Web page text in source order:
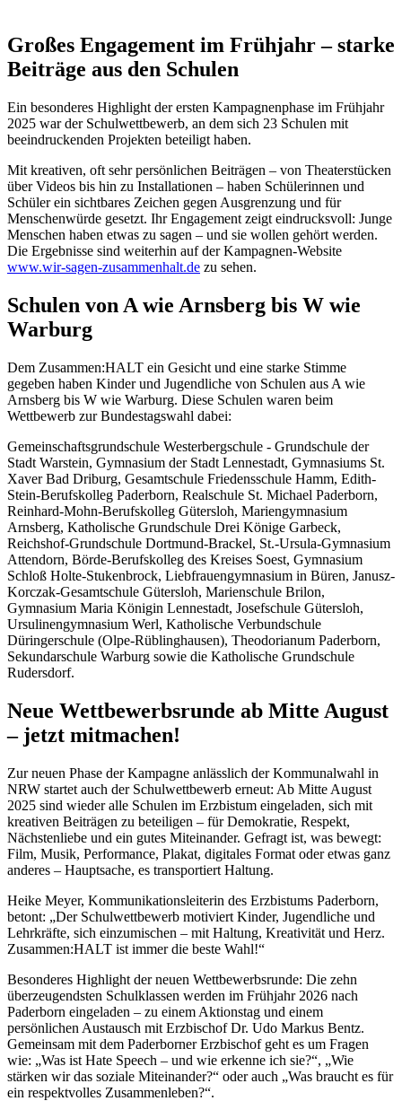
Großes Engagement im Frühjahr – starke
Beiträge aus den Schulen
Ein besonderes Highlight der ersten Kampagnenphase im Frühjahr
2025 war der Schulwettbewerb, an dem sich 23 Schulen mit
beeindruckenden Projekten beteiligt haben.
Mit kreativen, oft sehr persönlichen Beiträgen – von Theaterstücken
über Videos bis hin zu Installationen – haben Schülerinnen und
Schüler ein sichtbares Zeichen gegen Ausgrenzung und für
Menschenwürde gesetzt. Ihr Engagement zeigt eindrucksvoll: Junge
Menschen haben etwas zu sagen – und sie wollen gehört werden.
Die Ergebnisse sind weiterhin auf der Kampagnen-Website
www.wir-sagen-zusammenhalt.de zu sehen.
Schulen von A wie Arnsberg bis W wie
Warburg
Dem Zusammen:HALT ein Gesicht und eine starke Stimme
gegeben haben Kinder und Jugendliche von Schulen aus A wie
Arnsberg bis W wie Warburg. Diese Schulen waren beim
Wettbewerb zur Bundestagswahl dabei:
Gemeinschaftsgrundschule Westerbergschule - Grundschule der
Stadt Warstein, Gymnasium der Stadt Lennestadt, Gymnasiums St.
Xaver Bad Driburg, Gesamtschule Friedensschule Hamm, Edith-
Stein-Berufskolleg Paderborn, Realschule St. Michael Paderborn,
Reinhard-Mohn-Berufskolleg Gütersloh, Mariengymnasium
Arnsberg, Katholische Grundschule Drei Könige Garbeck,
Reichshof-Grundschule Dortmund-Brackel, St.-Ursula-Gymnasium
Attendorn, Börde-Berufskolleg des Kreises Soest, Gymnasium
Schloß Holte-Stukenbrock, Liebfrauengymnasium in Büren, Janusz-
Korczak-Gesamtschule Gütersloh, Marienschule Brilon,
Gymnasium Maria Königin Lennestadt, Josefschule Gütersloh,
Ursulinengymnasium Werl, Katholische Verbundschule
Düringerschule (Olpe-Rüblinghausen), Theodorianum Paderborn,
Sekundarschule Warburg sowie die Katholische Grundschule
Rudersdorf.
Neue Wettbewerbsrunde ab Mitte August
– jetzt mitmachen!
Zur neuen Phase der Kampagne anlässlich der Kommunalwahl in
NRW startet auch der Schulwettbewerb erneut: Ab Mitte August
2025 sind wieder alle Schulen im Erzbistum eingeladen, sich mit
kreativen Beiträgen zu beteiligen – für Demokratie, Respekt,
Nächstenliebe und ein gutes Miteinander. Gefragt ist, was bewegt:
Film, Musik, Performance, Plakat, digitales Format oder etwas ganz
anderes – Hauptsache, es transportiert Haltung.
Heike Meyer, Kommunikationsleiterin des Erzbistums Paderborn,
betont: „Der Schulwettbewerb motiviert Kinder, Jugendliche und
Lehrkräfte, sich einzumischen – mit Haltung, Kreativität und Herz.
Zusammen:HALT ist immer die beste Wahl!“
Besonderes Highlight der neuen Wettbewerbsrunde: Die zehn
überzeugendsten Schulklassen werden im Frühjahr 2026 nach
Paderborn eingeladen – zu einem Aktionstag und einem
persönlichen Austausch mit Erzbischof Dr. Udo Markus Bentz.
Gemeinsam mit dem Paderborner Erzbischof geht es um Fragen
wie: „Was ist Hate Speech – und wie erkenne ich sie?“, „Wie
stärken wir das soziale Miteinander?“ oder auch „Was braucht es für
ein respektvolles Zusammenleben?“.